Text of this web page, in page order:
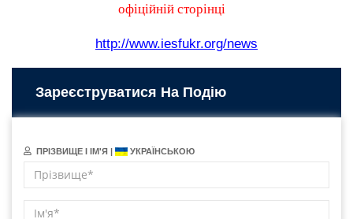
офіційній сторінці
http://www.iesfukr.org/news
Зареєструватися На Подію
ПРІЗВИЩЕ І ІМ'Я | УКРАЇНСЬКОЮ